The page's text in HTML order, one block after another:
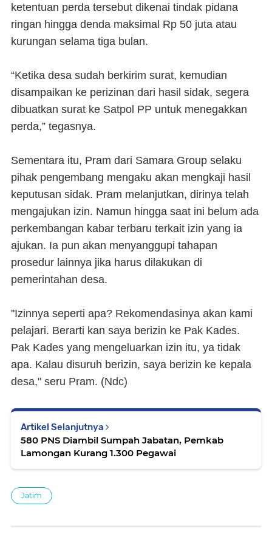
ketentuan perda tersebut dikenai tindak pidana
ringan hingga denda maksimal Rp 50 juta atau
kurungan selama tiga bulan.
“Ketika desa sudah berkirim surat, kemudian
disampaikan ke perizinan dari hasil sidak, segera
dibuatkan surat ke Satpol PP untuk menegakkan
perda,” tegasnya.
Sementara itu, Pram dari Samara Group selaku
pihak pengembang mengaku akan mengkaji hasil
keputusan sidak. Pram melanjutkan, dirinya telah
mengajukan izin. Namun hingga saat ini belum ada
perkembangan kabar terbaru terkait izin yang ia
ajukan. Ia pun akan menyanggupi tahapan
prosedur lainnya jika harus dilakukan di
pemerintahan desa.
"Izinnya seperti apa? Rekomendasinya akan kami
pelajari. Berarti kan saya berizin ke Pak Kades.
Pak Kades yang mengeluarkan izin itu, ya tidak
apa. Kalau disuruh berizin, saya berizin ke kepala
desa," seru Pram. (Ndc)
Artikel Selanjutnya
580 PNS Diambil Sumpah Jabatan, Pemkab
Lamongan Kurang 1.300 Pegawai
Jatim